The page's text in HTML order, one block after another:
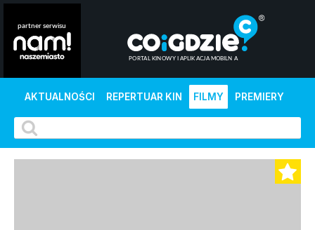
AKTUALNOŚCI REPERTUAR KIN FILMY PREMIERY